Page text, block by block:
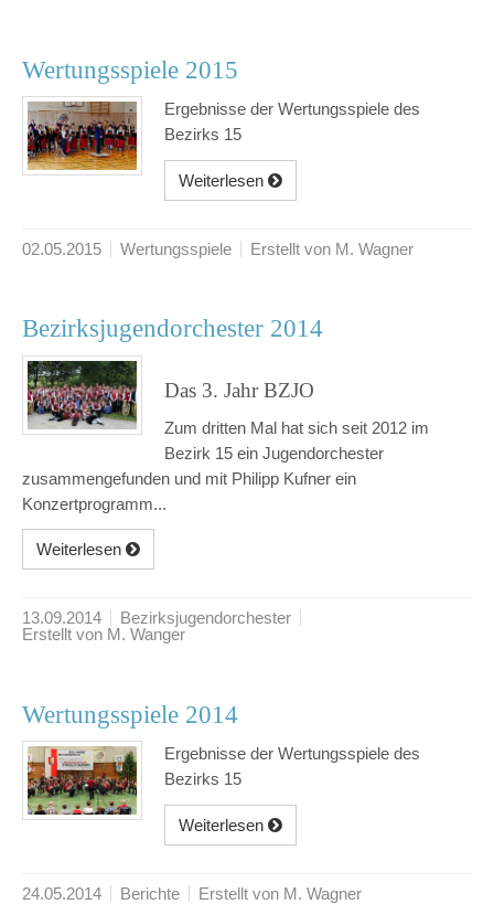
Wertungsspiele 2015
Ergebnisse der Wertungsspiele des
Bezirks 15
Weiterlesen
02.05.2015 Wertungsspiele Erstellt von M. Wagner
Bezirksjugendorchester 2014
Das 3. Jahr BZJO
Zum dritten Mal hat sich seit 2012 im
Bezirk 15 ein Jugendorchester
zusammengefunden und mit Philipp Kufner ein
Konzertprogramm...
Weiterlesen
13.09.2014
Bezirksjugendorchester
Erstellt von M. Wanger
Wertungsspiele 2014
Ergebnisse der Wertungsspiele des
Bezirks 15
Weiterlesen
24.05.2014 Berichte Erstellt von M. Wagner